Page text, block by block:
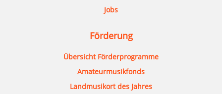
Jobs
Förderung
Übersicht Förderprogramme
Amateurmusikfonds
Landmusikort des Jahres